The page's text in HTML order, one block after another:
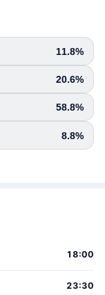
11.8%
20.6%
58.8%
8.8%
18:00
23:30